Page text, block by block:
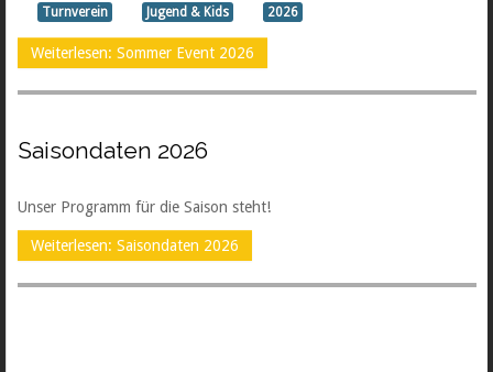
Turnverein Jugend & Kids 2026
Weiterlesen: Sommer Event 2026
Saisondaten 2026
Unser Programm für die Saison steht!
Weiterlesen: Saisondaten 2026